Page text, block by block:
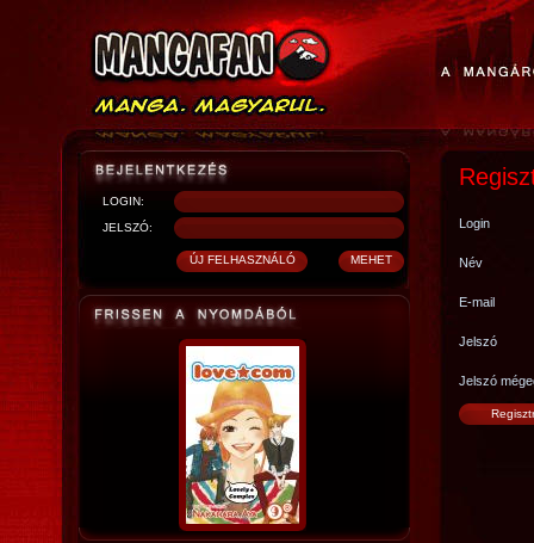
LOGIN:
JELSZÓ:
Login
Név
E-mail
Jelszó
Jelszó